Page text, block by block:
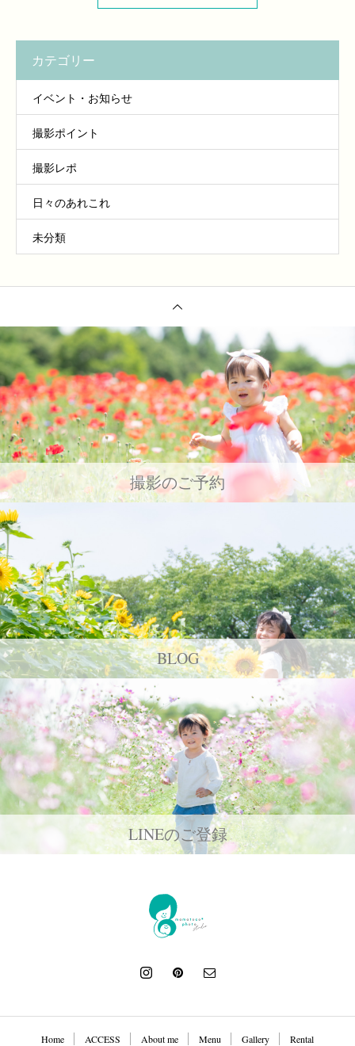
カテゴリー
イベント・お知らせ
撮影ポイント
撮影レポ
日々のあれこれ
未分類
撮影のご予約
BLOG
LINEのご登録
Home ACCESS About me Menu Gallery Rental